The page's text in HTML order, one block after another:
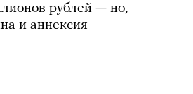
рублей — но,
и аннексия